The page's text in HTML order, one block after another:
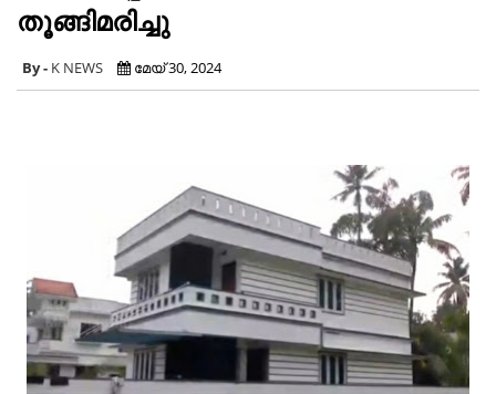
തൂങ്ങിമരിച്ചു
K NEWS മേയ് 30, 2024